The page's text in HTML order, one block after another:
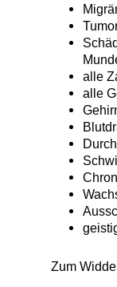
alle
alle
Zum